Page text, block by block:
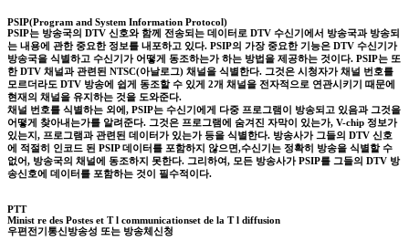
PSIP(Program and System Information Protocol)
PSIP는 방송국의 DTV 신호와 함께 전송되는 데이터로 DTV 수신기에서 방송국과 방송되
는 내용에 관한 중요한 정보를 내포하고 있다. PSIP의 가장 중요한 기능은 DTV 수신기가
방송국을 식별하고 수신기가 어떻게 동조하는가 하는 방법을 제공하는 것이다. PSIP는 또
한 DTV 채널과 관련된 NTSC(아날로그) 채널을 식별한다. 그것은 시청자가 채널 번호를
모르더라도 DTV 방송에 쉽게 동조할 수 있게 2개 채널을 전자적으로 연관시키기 때문에
현재의 채널을 유지하는 것을 도와준다.
채널 번호를 식별하는 외에, PSIP는 수신기에게 다중 프로그램이 방송되고 있음과 그것을
어떻게 찾아내는가를 알려준다. 그것은 프로그램에 숨겨진 자막이 있는가, V-chip 정보가
있는지, 프로그램과 관련된 데이터가 있는가 등을 식별한다. 방송사가 그들의 DTV 신호
에 적절히 인코드 된 PSIP 데이터를 포함하지 않으면,수신기는 정확히 방송을 식별할 수
없어, 방송국의 채널에 동조하지 못한다. 그리하여, 모든 방송사가 PSIP를 그들의 DTV 방
송신호에 데이터를 포함하는 것이 필수적이다.
PTT
Minist re des Postes et T l communicationset de la T l diffusion
우편전기통신방송성 또는 방송체신청